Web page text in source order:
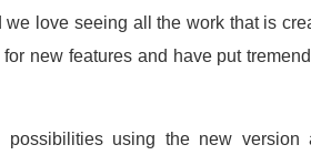
love seeing all the work that is
new features and have put
possibilities using the new